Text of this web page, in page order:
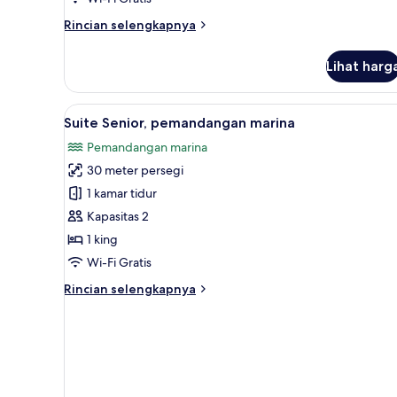
dasar
Rincian selengkapnya
Rincian
Studio
Suite
Eksklusif,
lantai
dasar
Lihat
Lihat
semua
foto
untuk
Suite
Senior,
pemandangan
marina
Suite Senior, pemandangan
13
Suite Senior, pemandangan marina
Pemandangan marina
30 meter persegi
1 kamar tidur
Kapasitas 2
1 king
Wi-Fi Gratis
Rincian selengkapnya
Rincian